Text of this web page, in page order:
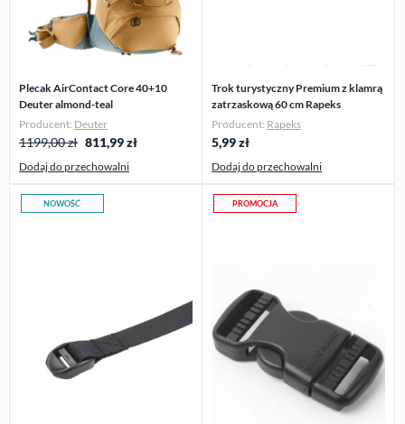
Plecak AirContact Core 40+10
Deuter almond-teal
Producent: Deuter
1199,00 zł 811,99zł
Dodaj do przechowalni
Trok turystyczny Premium z klamrą
zatrzaskową 60 cm Rapeks
Producent: Rapeks
5,99zł
Dodaj do przechowalni
NOWOŚĆ PROMOCJA